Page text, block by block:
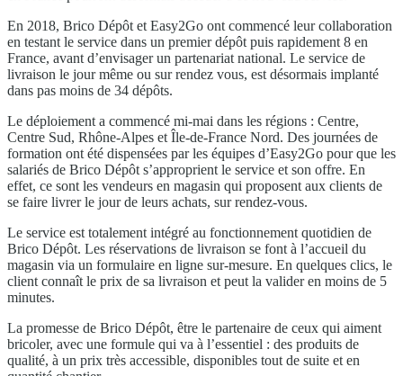
En 2018, Brico Dépôt et Easy2Go ont commencé leur collaboration
en testant le service dans un premier dépôt puis rapidement 8 en
France, avant d’envisager un partenariat national. Le service de
livraison le jour même ou sur rendez vous, est désormais implanté
dans pas moins de 34 dépôts.
Le déploiement a commencé mi-mai dans les régions : Centre,
Centre Sud, Rhône-Alpes et Île-de-France Nord. Des journées de
formation ont été dispensées par les équipes d’Easy2Go pour que les
salariés de Brico Dépôt s’approprient le service et son offre. En
effet, ce sont les vendeurs en magasin qui proposent aux clients de
se faire livrer le jour de leurs achats, sur rendez-vous.
Le service est totalement intégré au fonctionnement quotidien de
Brico Dépôt. Les réservations de livraison se font à l’accueil du
magasin via un formulaire en ligne sur-mesure. En quelques clics, le
client connaît le prix de sa livraison et peut la valider en moins de 5
minutes.
La promesse de Brico Dépôt, être le partenaire de ceux qui aiment
bricoler, avec une formule qui va à l’essentiel : des produits de
qualité, à un prix très accessible, disponibles tout de suite et en